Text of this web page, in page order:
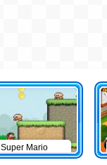
Super Mario